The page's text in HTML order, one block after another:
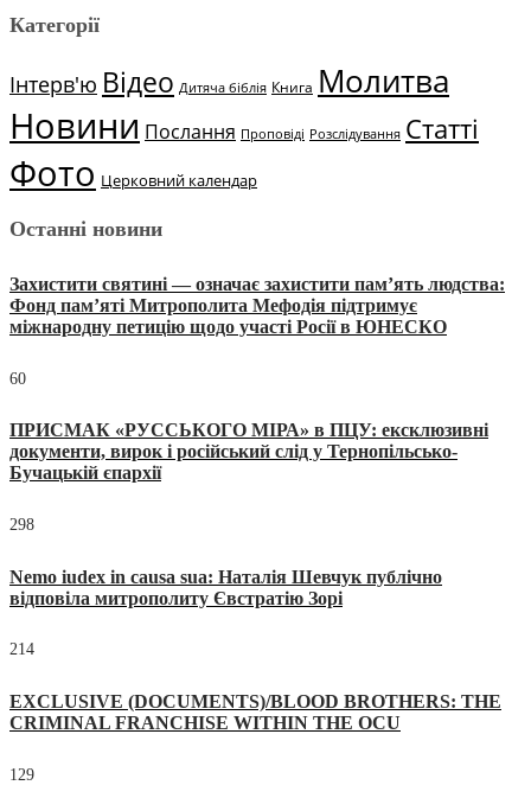
Категорії
Інтерв'ю Відео Дитяча біблія Книга Молитва
Новини Послання Проповіді Розслідування Статті
Фото Церковний календар
Останні новини
Захистити святині — означає захистити пам’ять людства:
Фонд пам’яті Митрополита Мефодія підтримує
міжнародну петицію щодо участі Росії в ЮНЕСКО
60
ПРИСМАК «РУССЬКОГО МІРА» в ПЦУ: ексклюзивні
документи, вирок і російський слід у Тернопільсько-
Бучацькій єпархії
298
Nemo iudex in causa sua: Наталія Шевчук публічно
відповіла митрополиту Євстратію Зорі
214
EXCLUSIVE (DOCUMENTS)/BLOOD BROTHERS: THE
CRIMINAL FRANCHISE WITHIN THE OCU
129